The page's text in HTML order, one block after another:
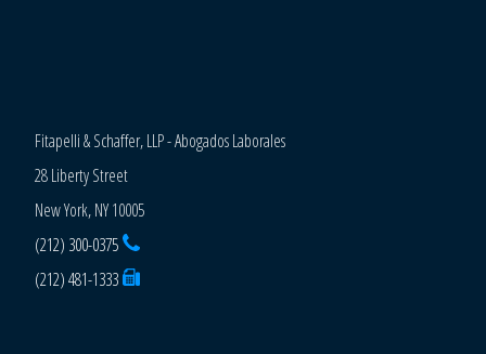
Fitapelli & Schaffer, LLP - Abogados Laborales
28 Liberty Street
New York, NY 10005
(212) 300-0375
(212) 481-1333